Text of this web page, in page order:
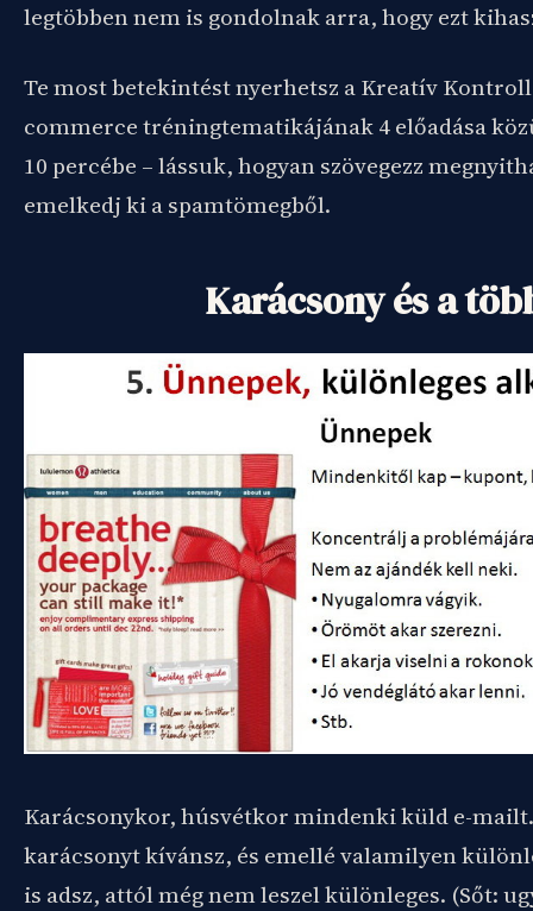
legtöbben nem is gondolnak arra, hogy ezt
Te most betekintést nyerhetsz a Kreatív
commerce tréningtematikájának 4 előadása
10 percébe – lássuk, hogyan szövegezz
emelkedj ki a spamtömegből.
Karácsony és a
Karácsonykor, húsvétkor mindenki küld e-
karácsonyt kívánsz, és emellé valamilyen
is adsz, attól még nem leszel különleges. (Sőt: